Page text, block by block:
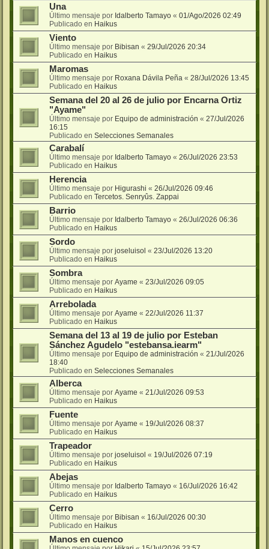
Una
Último mensaje por Idalberto Tamayo « 01/Ago/2026 02:49
Publicado en Haikus
Viento
Último mensaje por Bibisan « 29/Jul/2026 20:34
Publicado en Haikus
Maromas
Último mensaje por Roxana Dávila Peña « 28/Jul/2026 13:45
Publicado en Haikus
Semana del 20 al 26 de julio por Encarna Ortiz
"Ayame"
Último mensaje por Equipo de administración « 27/Jul/2026
16:15
Publicado en Selecciones Semanales
Carabalí
Último mensaje por Idalberto Tamayo « 26/Jul/2026 23:53
Publicado en Haikus
Herencia
Último mensaje por Higurashi « 26/Jul/2026 09:46
Publicado en Tercetos. Senryûs. Zappai
Barrio
Último mensaje por Idalberto Tamayo « 26/Jul/2026 06:36
Publicado en Haikus
Sordo
Último mensaje por joseluisol « 23/Jul/2026 13:20
Publicado en Haikus
Sombra
Último mensaje por Ayame « 23/Jul/2026 09:05
Publicado en Haikus
Arrebolada
Último mensaje por Ayame « 22/Jul/2026 11:37
Publicado en Haikus
Semana del 13 al 19 de julio por Esteban
Sánchez Agudelo "estebansa.iearm"
Último mensaje por Equipo de administración « 21/Jul/2026
18:40
Publicado en Selecciones Semanales
Alberca
Último mensaje por Ayame « 21/Jul/2026 09:53
Publicado en Haikus
Fuente
Último mensaje por Ayame « 19/Jul/2026 08:37
Publicado en Haikus
Trapeador
Último mensaje por joseluisol « 19/Jul/2026 07:19
Publicado en Haikus
Abejas
Último mensaje por Idalberto Tamayo « 16/Jul/2026 16:42
Publicado en Haikus
Cerro
Último mensaje por Bibisan « 16/Jul/2026 00:30
Publicado en Haikus
Manos en cuenco